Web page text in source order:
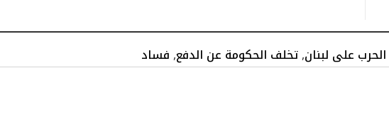
الحرب على لبنان,تخلف الحكومة عن الدفع,فساد